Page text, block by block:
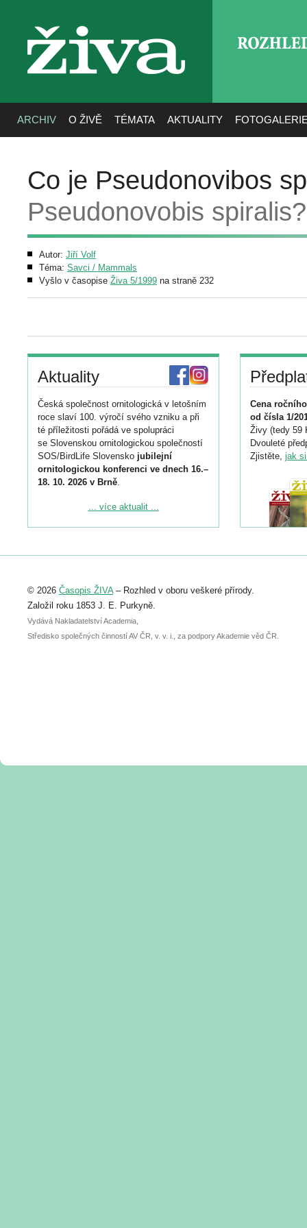
živa
ARCHIV O ŽIVĚ TÉMATA AKTUALITY
Co je Pseudonovibos
Pseudonovobis spiralis?
Autor: Jiří Volf
Téma: Savci / Mammals
Vyšlo v časopise Živa 5/1999 na straně 232
Aktuality
Česká společnost ornitologická v letošním
roce slaví 100. výročí svého vzniku a při
té příležitosti pořádá ve spolupráci
se Slovenskou ornitologickou společností
SOS/BirdLife Slovensko jubilejní
ornitologickou konferenci ve dnech 16.–
18. 10. 2026 v Brně.
Podrobnější informace ke konferenci
Registrovat se můžete do 6. září.
abstraktu přihlášené přednášky nebo
posteru je už 30. června.
... více aktualit ...
Cena
od čísla 1/
Živy (tedy 59
Dvouleté
Zjistěte, jak
© 2026 Časopis ŽIVA– Rozhled v oboru veškeré přírody.
Založil roku 1853 J. E. Purkyně.
Vydává Nakladatelství Academia,
Středisko společných činností AV ČR, v. v. i., za podpory Akademie věd ČR.